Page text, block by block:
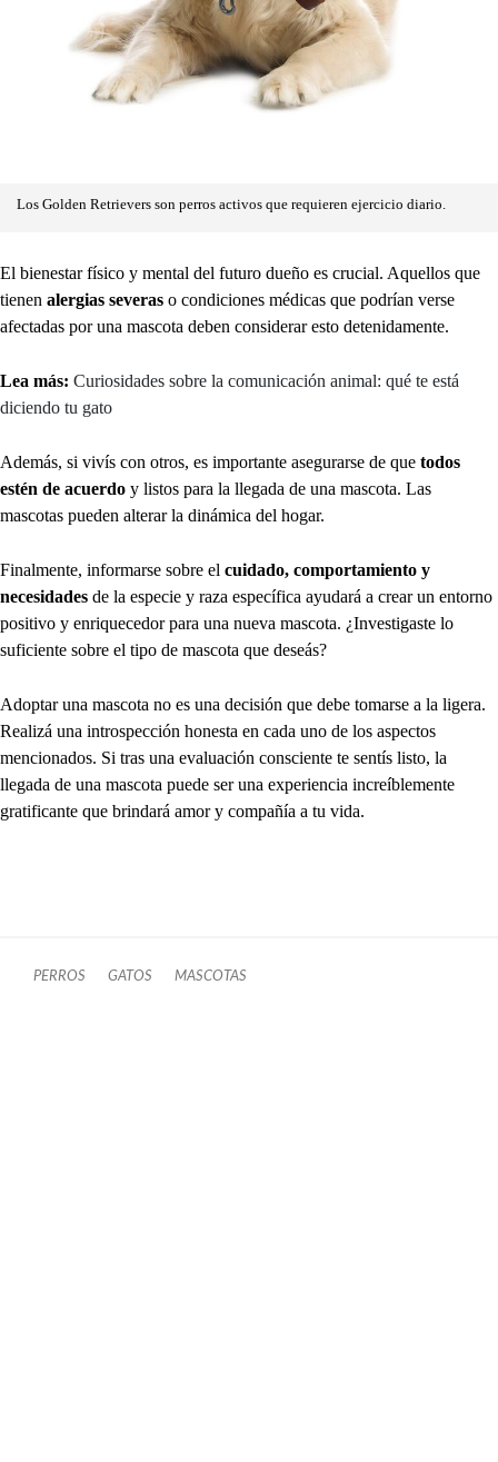
Los Golden Retrievers son perros activos que requieren ejercicio diario.
El bienestar físico y mental del futuro dueño es crucial. Aquellos que
tienen alergias severas o condiciones médicas que podrían verse
afectadas por una mascota deben considerar esto detenidamente.
Lea más: Curiosidades sobre la comunicación animal: qué te está
diciendo tu gato
Además, si vivís con otros, es importante asegurarse de que todos
estén de acuerdo y listos para la llegada de una mascota. Las
mascotas pueden alterar la dinámica del hogar.
Finalmente, informarse sobre el cuidado, comportamiento y
necesidades de la especie y raza específica ayudará a crear un entorno
positivo y enriquecedor para una nueva mascota. ¿Investigaste lo
suficiente sobre el tipo de mascota que deseás?
Adoptar una mascota no es una decisión que debe tomarse a la ligera.
Realizá una introspección honesta en cada uno de los aspectos
mencionados. Si tras una evaluación consciente te sentís listo, la
llegada de una mascota puede ser una experiencia increíblemente
gratificante que brindará amor y compañía a tu vida.
PERROS GATOS MASCOTAS